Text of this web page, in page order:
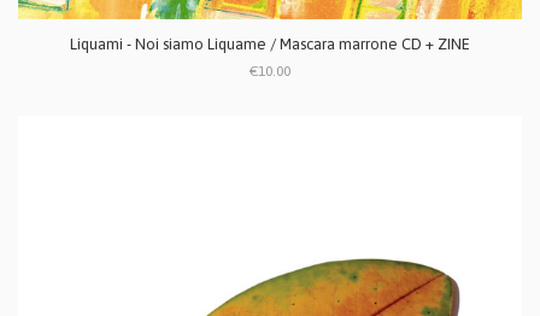
Liquami - Noi siamo Liquame / Mascara marrone CD + ZINE
€10.00